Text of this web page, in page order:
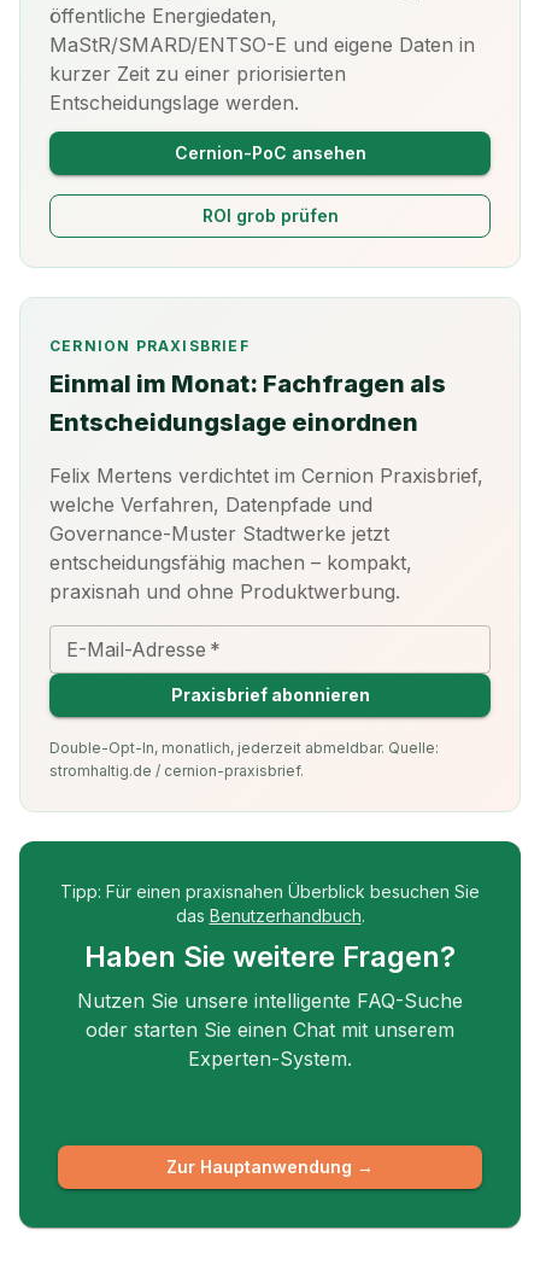
öffentliche Energiedaten,
MaStR/SMARD/ENTSO-E und eigene Daten in
kurzer Zeit zu einer priorisierten
Entscheidungslage werden.
Cernion-PoC ansehen
ROI grob prüfen
CERNION PRAXISBRIEF
Einmal im Monat: Fachfragen als
Entscheidungslage einordnen
Felix Mertens verdichtet im Cernion Praxisbrief,
welche Verfahren, Datenpfade und
Governance-Muster Stadtwerke jetzt
entscheidungsfähig machen – kompakt,
praxisnah und ohne Produktwerbung.
E-Mail-Adresse *
Praxisbrief abonnieren
Double-Opt-In, monatlich, jederzeit abmeldbar. Quelle:
stromhaltig.de / cernion-praxisbrief.
Tipp: Für einen praxisnahen Überblick besuchen Sie
das Benutzerhandbuch.
Haben Sie weitere Fragen?
Nutzen Sie unsere intelligente FAQ-Suche
oder starten Sie einen Chat mit unserem
Experten-System.
Zur Hauptanwendung →